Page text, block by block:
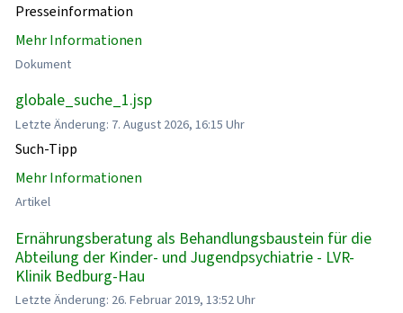
Presseinformation
Mehr Informationen
Dokument
globale_suche_1.jsp
Letzte Änderung: 7. August 2026, 16:15 Uhr
Such-Tipp
Mehr Informationen
Artikel
Ernährungsberatung als Behandlungsbaustein für die
Abteilung der Kinder- und Jugendpsychiatrie - LVR-
Klinik Bedburg-Hau
Letzte Änderung: 26. Februar 2019, 13:52 Uhr